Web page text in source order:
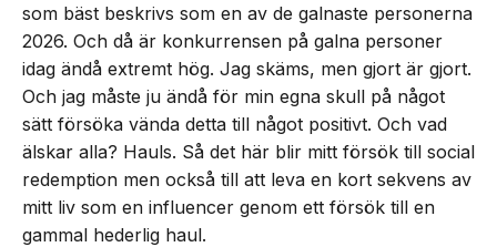
som bäst beskrivs som en av de galnaste personerna
2026. Och då är konkurrensen på galna personer
idag ändå extremt hög. Jag skäms, men gjort är gjort.
Och jag måste ju ändå för min egna skull på något
sätt försöka vända detta till något positivt. Och vad
älskar alla? Hauls. Så det här blir mitt försök till social
redemption men också till att leva en kort sekvens av
mitt liv som en influencer genom ett försök till en
gammal hederlig haul.